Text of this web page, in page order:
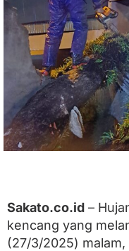
n
g
d
i
P
a
s
i
r
a
m
u
m
Sakato.co.id –
kencang yang
(27/3/2025)